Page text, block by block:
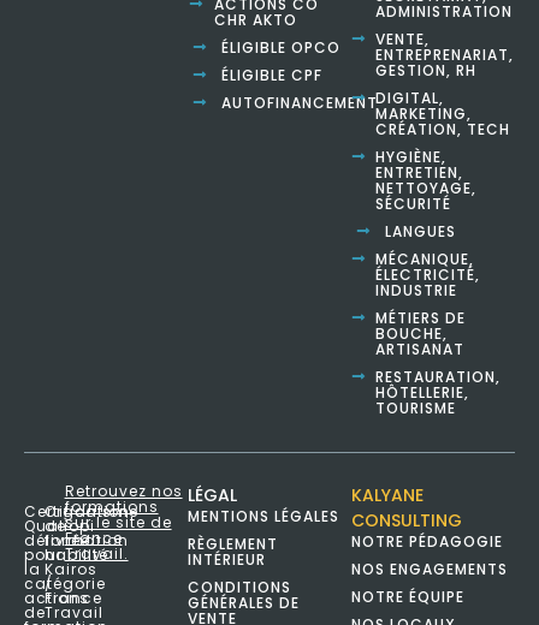
ACTIONS CO
CHR AKTO
ÉLIGIBLE OPCO
ÉLIGIBLE CPF
AUTOFINANCEMENT
ADMINISTRATION
VENTE,
ENTREPRENARIAT,
GESTION, RH
DIGITAL,
MARKETING,
CRÉATION, TECH
HYGIÈNE,
ENTRETIEN,
NETTOYAGE,
SÉCURITÉ
LANGUES
MÉCANIQUE,
ÉLECTRICITÉ,
INDUSTRIE
MÉTIERS DE
BOUCHE,
ARTISANAT
RESTAURATION,
HÔTELLERIE,
TOURISME
Certification
Qualiopi
délivrée
pour
la
catégorie
actions
de
Organisme
de
formation
habilité
Kairos
/
France
Travail
Retrouvez nos
formations
sur le site de
France
Travail.
LÉGAL
MENTIONS LÉGALES
RÈGLEMENT
INTÉRIEUR
CONDITIONS
GÉNÉRALES DE
VENTE
KALYANE
CONSULTING
NOTRE PÉDAGOGIE
NOS ENGAGEMENTS
NOTRE ÉQUIPE